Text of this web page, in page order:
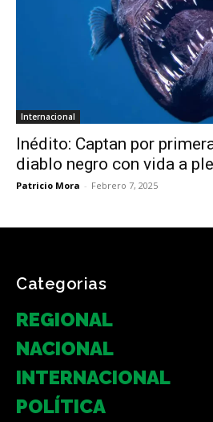
Internacional
Inédito: Captan por
diablo negro con vida a
Patricio Mora - Febrero 7, 2025
Categorias
REGIONAL
NACIONAL
INTERNACIONAL
POLÍTICA